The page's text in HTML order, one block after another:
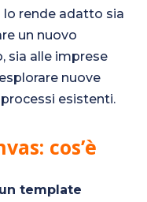
lo rende adatto sia
un nuovo
sia alle imprese
nuove
esistenti.
cos’è
template